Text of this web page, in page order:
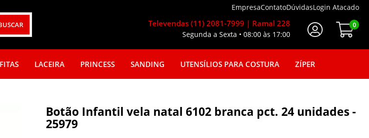
EmpresaContatoDúvidasLogin Atacado
0
Televendas (11) 2081-7999 | Ramal 228
Segunda a Sexta • 08:00 às 17:00
FITAS LACEIRA PRINCESS SANDING UTENSÍLIOS PARA COSTURA ZÍPER
Botão Infantil vela natal 6102 branca pct. 24 unidades -
25979